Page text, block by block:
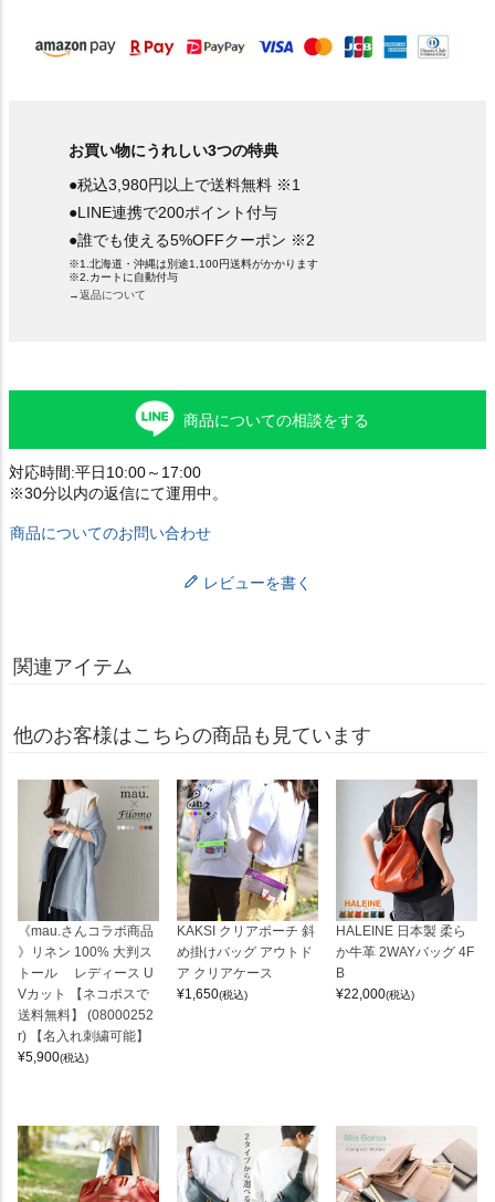
お買い物にうれしい3つの特典
●税込3,980円以上で送料無料 ※1
●LINE連携で200ポイント付与
●誰でも使える5%OFFクーポン ※2
※1.北海道・沖縄は別途1,100円送料がかかります
※2.カートに自動付与
→返品について
商品についての相談をする
対応時間:平日10:00～17:00
※30分以内の返信にて運用中。
商品についてのお問い合わせ
レビューを書く
関連アイテム
他のお客様はこちらの商品も見ています
《mau.さんコラボ商品
》リネン 100% 大判ス
トール レディース U
Vカット 【ネコポスで
送料無料】 (08000252
r) 【名入れ刺繍可能】
¥5,900(税込)
KAKSI クリアポーチ 斜
め掛けバッグ アウトド
ア クリアケース
¥1,650(税込)
HALEINE 日本製 柔ら
か牛革 2WAYバッグ 4F
B
¥22,000(税込)